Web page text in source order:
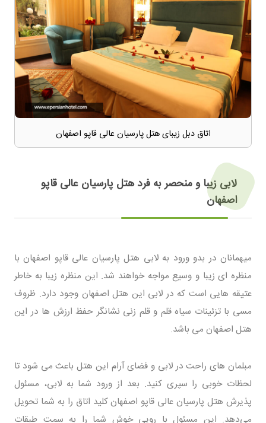
اتاق دبل زیبای هتل پارسیان عالی قاپو اصفهان
لابی زیبا و منحصر به فرد هتل پارسیان عالی قاپو
اصفهان
میهمانان در بدو ورود به لابی هتل پارسیان عالی قاپو اصفهان با
منظره ای زیبا و وسیع مواجه خواهند شد. این منظره زیبا به خاطر
عتیقه هایی است که در لابی این هتل اصفهان وجود دارد. ظروف
مسی با تزئینات سیاه قلم و قلم زنی نشانگر حفظ ارزش ها در این
هتل اصفهان می باشد.
مبلمان های راحت در لابی و فضای آرام این هتل باعث می شود تا
لحظات خوبی را سپری کنید. بعد از ورود شما به لابی، مسئول
پذیرش هتل پارسیان عالی قاپو اصفهان کلید اتاق را به شما تحویل
می‌دهد. این مسئول با رویی خوش شما را به سمت طبقات